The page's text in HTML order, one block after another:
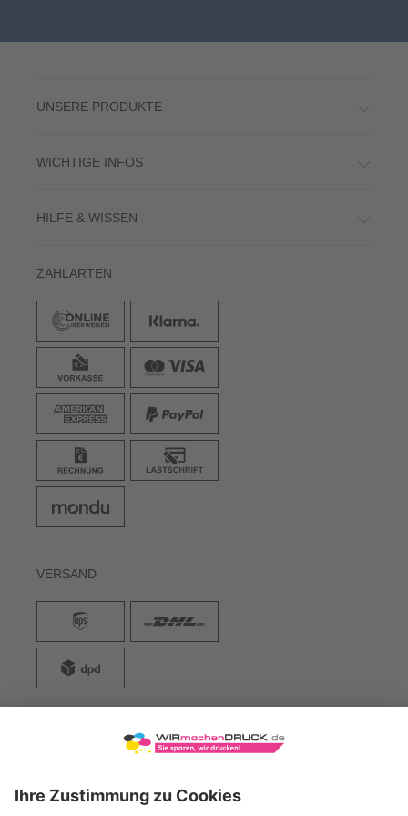
UNSERE PRODUKTE
WICHTIGE INFOS
HILFE & WISSEN
ZAHLARTEN
VERSAND
WIRmachenDRUCK GmbH
71522 Backnang